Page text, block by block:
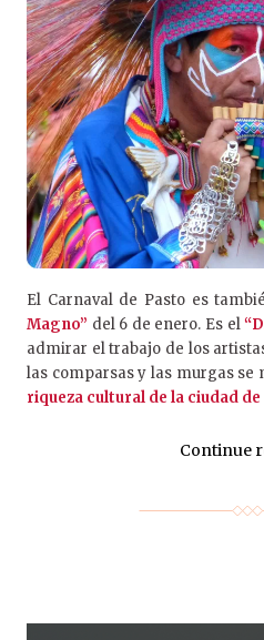
El Carnaval de Pasto es
Magno” del 6 de enero. Es el
admirar el trabajo de los
las comparsas y las murgas se
riqueza cultural de la ciudad
Continue